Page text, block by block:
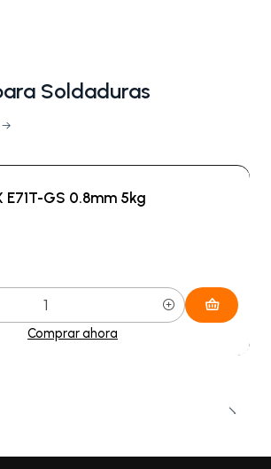
Soldaduras
E71T-GS 0.8mm 5kg
Comprar ahora